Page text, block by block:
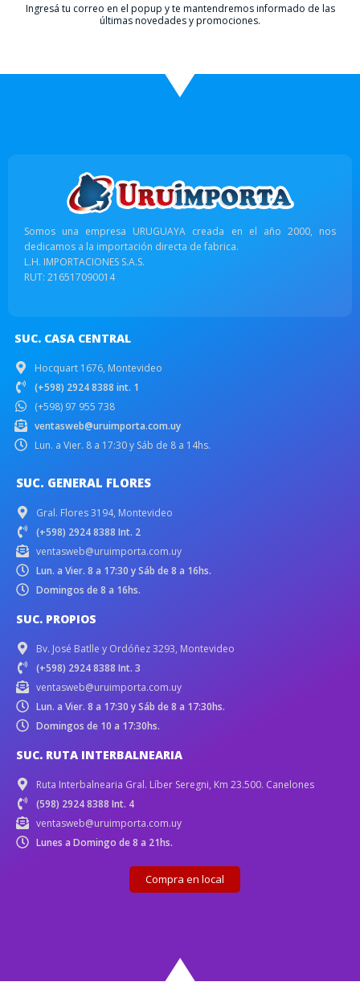
Ingresá tu correo en el popup y te mantendremos informado de las
últimas novedades y promociones.
Somos una empresa URUGUAYA creada en el año 2000, nos
dedicamos a la importación directa de fabrica.
L.H. IMPORTACIONES S.A.S.
RUT: 216517090014
SUC. CASA CENTRAL
Hocquart 1676, Montevideo
(+598) 2924 8388 int. 1
(+598) 97 955 738
ventasweb@uruimporta.com.uy
Lun. a Vier. 8 a 17:30 y Sáb de 8 a 14hs.
SUC. GENERAL FLORES
Gral. Flores 3194, Montevideo
(+598) 2924 8388 Int. 2
ventasweb@uruimporta.com.uy
Lun. a Vier. 8 a 17:30 y Sáb de 8 a 16hs.
Domingos de 8 a 16hs.
SUC. PROPIOS
Bv. José Batlle y Ordóñez 3293, Montevideo
(+598) 2924 8388 Int. 3
ventasweb@uruimporta.com.uy
Lun. a Vier. 8 a 17:30 y Sáb de 8 a 17:30hs.
Domingos de 10 a 17:30hs.
SUC. RUTA INTERBALNEARIA
Ruta Interbalnearia Gral. Líber Seregni, Km 23.500. Canelones
(598) 2924 8388 Int. 4
ventasweb@uruimporta.com.uy
Lunes a Domingo de 8 a 21hs.
Compra en local